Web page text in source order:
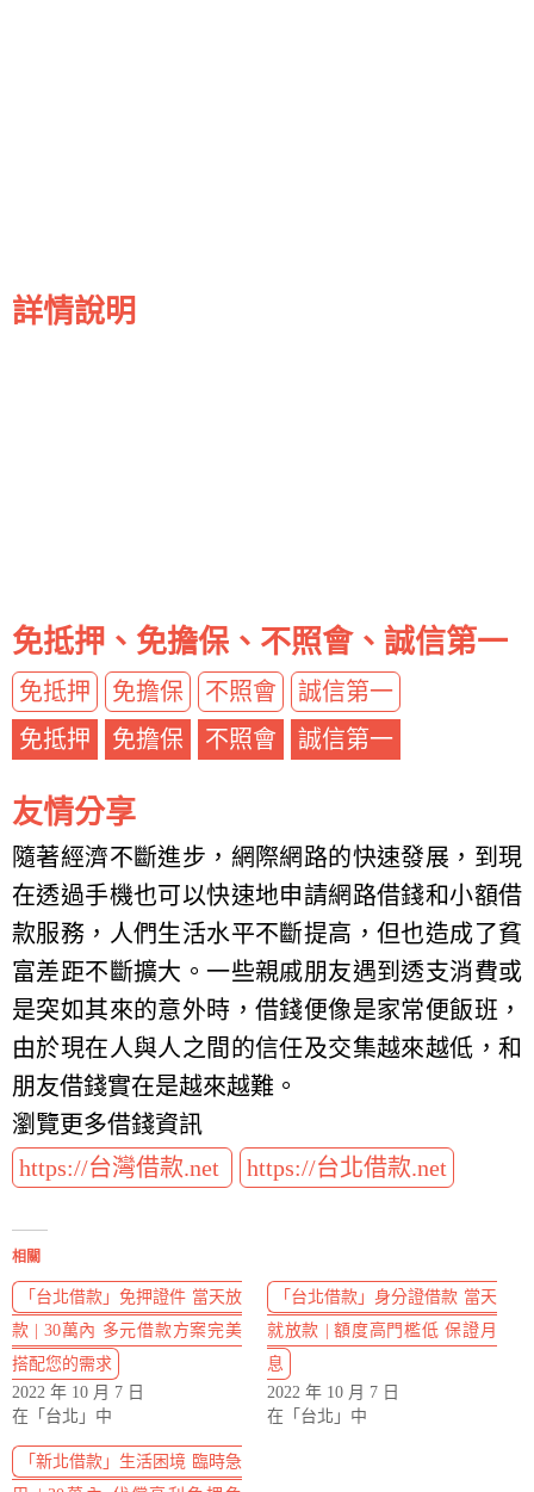
詳情說明
免抵押、免擔保、不照會、誠信第一
免抵押 免擔保 不照會
誠信第一
免抵押
免擔保 不照會 誠信第一
友情分享
隨著經濟不斷進步，網際網路的快速發展，到現
在透過手機也可以快速地申請網路借錢和小額借
款服務，人們生活水平不斷提高，但也造成了貧
富差距不斷擴大。一些親戚朋友遇到透支消費或
是突如其來的意外時，借錢便像是家常便飯班，
由於現在人與人之間的信任及交集越來越低，和
朋友借錢實在是越來越難。
瀏覽更多借錢資訊
https://台灣借款.net
https://台北借款.net
相關
「台北借款」免押證件 當天放
款 | 30萬內 多元借款方案完美
搭配您的需求
2022 年 10 月 7 日
在「台北」中
「台北借款」身分證借款 當天
就放款 | 額度高門檻低 保證月
息
2022 年 10 月 7 日
在「台北」中
「新北借款」生活困境 臨時急